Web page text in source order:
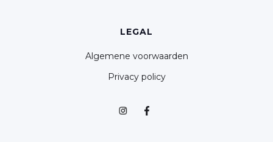
LEGAL
Algemene voorwaarden
Privacy policy